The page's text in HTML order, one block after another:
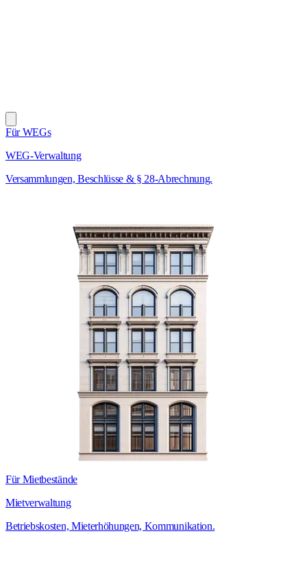
Für WEGs
WEG-Verwaltung
Versammlungen, Beschlüsse & § 28-Abrechnung.
Für Mietbestände
Mietverwaltung
Betriebskosten, Mieterhöhungen, Kommunikation.